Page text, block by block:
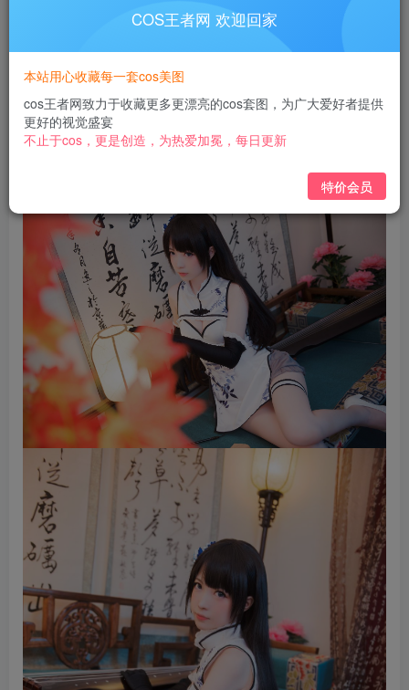
此内容为付费阅读，请付费后查看
3
黄金会员免费 钻石会员 免费
立即购买
COS王者网 欢迎回家
本站用心收藏每一套cos美图
cos王者网致力于收藏更多更漂亮的cos套图，为广大爱好者提供
更好的视觉盛宴
不止于cos，更是创造，为热爱加冕，每日更新
特价会员